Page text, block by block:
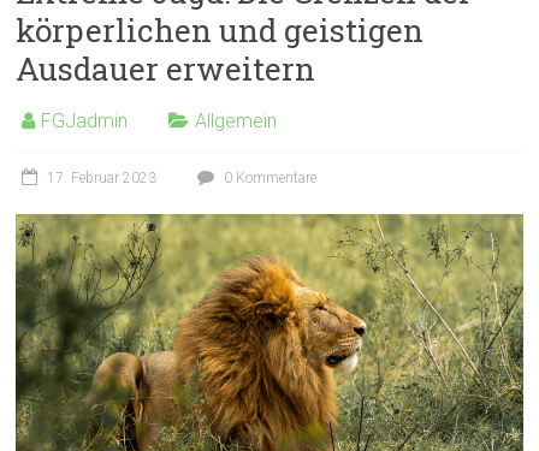
körperlichen und geistigen
Ausdauer erweitern
FGJadmin Allgemein
17. Februar 2023 0 Kommentare